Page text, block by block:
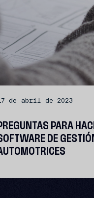
de abril de 2023
PARA
DE